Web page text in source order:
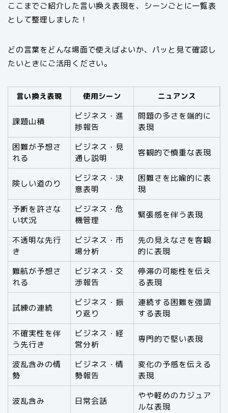
ここまでご紹介した言い換え表現を、シーンごとに一覧表
として整理しました！
どの言葉をどんな場面で使えばよいか、パッと見て確認し
たいときにご活用ください。
言い換え表現 使用シーン ニュアンス
課題山積
ビジネス・進
捗報告
問題の多さを端的に
表現
困難が予想さ
れる
ビジネス・見
通し説明
客観的で慎重な表現
険しい道のり
ビジネス・決
意表明
困難さを比喩的に表
現
予断を許さな
い状況
ビジネス・危
機管理
緊張感を伴う表現
不透明な先行
き
ビジネス・市
場分析
先の見えなさを客観
的に表現
難航が予想さ
れる
ビジネス・交
渉報告
停滞の可能性を伝え
る表現
試練の連続
ビジネス・振
り返り
連続する困難を強調
する表現
不確実性を伴
う先行き
ビジネス・経
営分析
専門的で堅い表現
波乱含みの情
勢
ビジネス・情
勢報告
変化の予感を伝える
表現
波乱含み 日常会話
やや軽めのカジュア
ルな表現